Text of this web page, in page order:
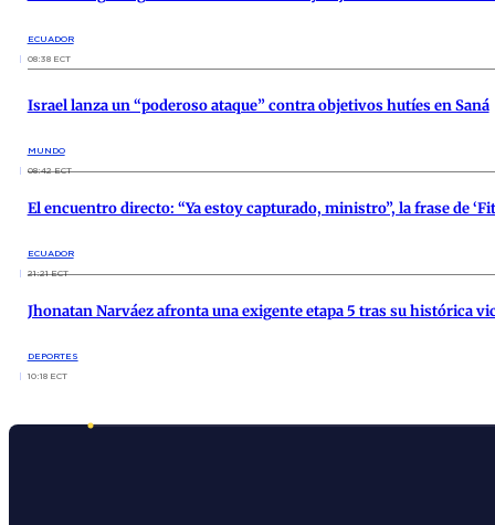
ECUADOR
08:38 ECT
Israel lanza un “poderoso ataque” contra objetivos hutíes en Saná
MUNDO
08:42 ECT
El encuentro directo: “Ya estoy capturado, ministro”, la frase de
ECUADOR
21:21 ECT
Jhonatan Narváez afronta una exigente etapa 5 tras su histórica
DEPORTES
10:18 ECT